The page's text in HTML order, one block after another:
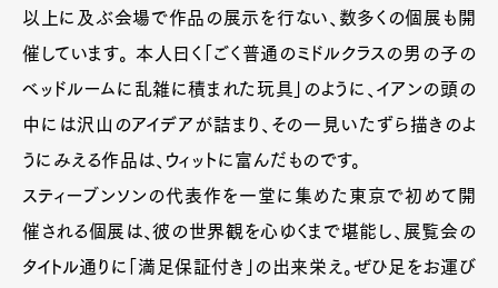
以上に及ぶ会場で作品の展示を行ない、数多くの個展も開
催しています。 本人曰く「ごく普通のミドルクラスの男の子の
ベッドルームに乱雑に積まれた玩具」のように、イアンの頭の
中には沢山のアイデアが詰まり、その一見いたずら描きのよ
うにみえる作品は、ウィットに富んだものです。
スティーブンソンの代表作を一堂に集めた東京で初めて開
催される個展は、彼の世界観を心ゆくまで堪能し、展覧会の
タイトル通りに「満足保証付き」の出来栄え。ぜひ足をお運び